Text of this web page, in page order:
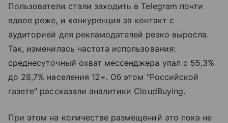
Пользователи стали заходить в Telegram почти
вдвое реже, и конкуренция за контакт с
аудиторией для рекламодателей резко выросла.
Так, изменилась частота использования:
среднесуточный охват мессенджера упал с 55,3%
до 28,7% населения 12+. Об этом "Российской
газете" рассказали аналитики CloudBuying.
При этом на количестве размещений это пока не